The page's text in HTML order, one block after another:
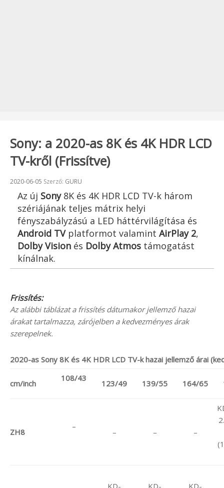
Sony: a 2020-as 8K és 4K HDR LCD
TV-kről (Frissítve)
Beküldve:
2020-06-05 Szerző: GURU
Az új Sony8K és 4K HDR LCD TV-k három
szériájának teljes mátrix helyi
fényszabályzású a LED háttérvilágítása és
Android TVplatformot valamint AirPlay 2,
Dolby Vision és Dolby Atmos támogatást
kínálnak.
Frissítés:
Az alábbi táblázat a frissítés dátumakor jellemző hazai
árakat tartalmazza, zárójelben a kedvezményes árak
szerepelnek.
2020-as Sony 8K és 4K HDR LCD TV-k hazai jellemző árai
cm/inch
108/43
123/49 139/55 164/65
ZH8
–
– – –
KD-
KD-
KD-